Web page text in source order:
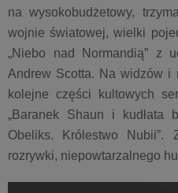
na wysokobudżetowy,
wojnie światowej, wielki
„Niebo nad Normandią” z
Andrew Scotta. Na widzów i
kolejne części kultowych
„Baranek Shaun i kudłata
Obeliks. Królestwo Nubii”.
rozrywki, niepowtarzalnego